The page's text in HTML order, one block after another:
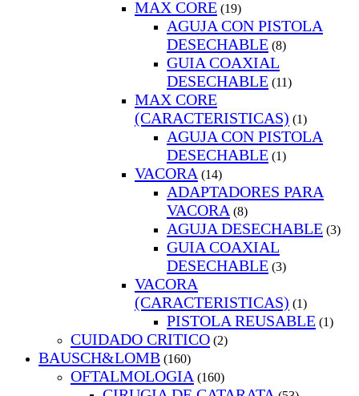
MAX CORE (19)
AGUJA CON PISTOLA
DESECHABLE (8)
GUIA COAXIAL
DESECHABLE (11)
MAX CORE
(CARACTERISTICAS) (1)
AGUJA CON PISTOLA
DESECHABLE (1)
VACORA (14)
ADAPTADORES PARA
VACORA (8)
AGUJA DESECHABLE (3)
GUIA COAXIAL
DESECHABLE (3)
VACORA
(CARACTERISTICAS) (1)
PISTOLA REUSABLE (1)
CUIDADO CRITICO (2)
BAUSCH&LOMB (160)
OFTALMOLOGIA (160)